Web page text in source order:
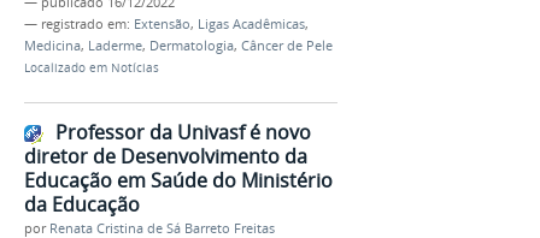
— registrado em: Extensão, Ligas Acadêmicas,
Medicina, Laderme, Dermatologia, Câncer de Pele
Localizado em Notícias
Professor da Univasf é novo
diretor de Desenvolvimento da
Educação em Saúde do Ministério
da Educação
por Renata Cristina de Sá Barreto Freitas